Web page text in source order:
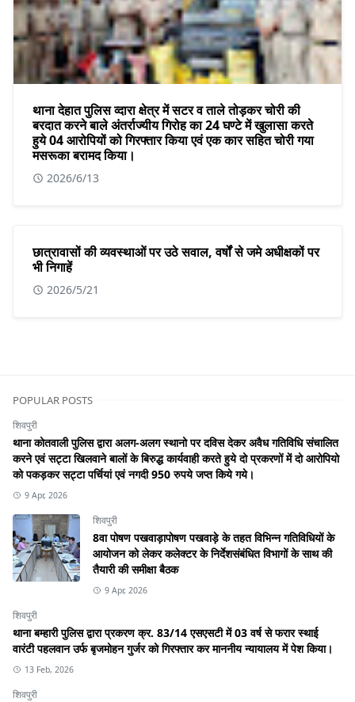
थाना देहात पुलिस व्दारा क्षेत्र में सटर व ताले तोड़कर चोरी की
बरदात करने बाले अंतर्राज्यीय गिरोह का 24 घण्टे में खुलासा करते
हुये 04 आरोपियों को गिरफ्तार किया एवं एक कार सहित चोरी गया
मसरूका बरामद किया।
2026/6/13
छात्रावासों की व्यवस्थाओं पर उठे सवाल, वर्षों से जमे अधीक्षकों पर
भी निगाहें
2026/5/21
POPULAR POSTS
शिवपुरी
थाना कोतवाली पुलिस द्वारा अलग-अलग स्थानो पर दविस देकर अवैध गतिविधि संचालित
करने एवं सट्टा खिलवाने बालों के बिरुद्ध कार्यवाही करते हुये दो प्रकरणों में दो आरोपियो
को पकड़कर सट्टा पर्चियां एवं नगदी 950 रुपये जप्त किये गये।
9 Apr, 2026
शिवपुरी
8वा पोषण पखवाड़ापोषण पखवाड़े के तहत विभिन्न गतिविधियों के
आयोजन को लेकर कलेक्टर के निर्देशसंबंधित विभागों के साथ की
तैयारी की समीक्षा बैठक
9 Apr, 2026
शिवपुरी
थाना बम्हारी पुलिस द्वारा प्रकरण क्र. 83/14 एसएसटी में 03 वर्ष से फरार स्थाई
वारंटी पहलवान उर्फ बृजमोहन गुर्जर को गिरफ्तार कर माननीय न्यायालय में पेश किया।
13 Feb, 2026
शिवपुरी